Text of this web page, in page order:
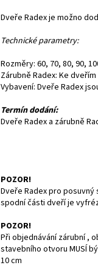
Dveře Radex je možno
Technické parametry:
Rozměry: 60, 70, 80, 90,
Zárubně Radex: Ke
Vybavení: Dveře Radex
Termín dodání:
Dveře Radex a zárubně
POZOR!
Dveře Radex pro
spodní části dveří je
POZOR!
Při objednávání zárubní ,
stavebního otvoru MUSÍ
10 cm